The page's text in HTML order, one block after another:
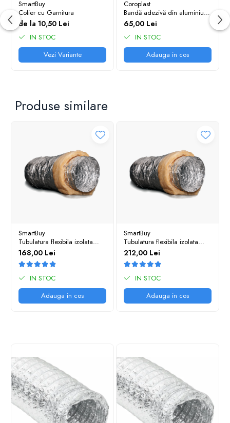
SmartBuy
Colier cu Garnitura
de la 10,50 Lei
IN STOC
Vezi Variante
Coroplast
Bandă adezivă din aluminiu
Ranforsata până la 90 °C,
întărită, 50mm, 50 m
65,00 Lei
IN STOC
Adauga in cos
Produse similare
SmartBuy
Tubulatura flexibila izolata
127mm 10m
168,00 Lei
IN STOC
Adauga in cos
SmartBuy
Tubulatura flexibila izolata
160mm 10m
212,00 Lei
IN STOC
Adauga in cos